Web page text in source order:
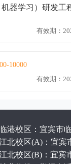
器学习）研发工
有效期：
10000
有效期：
临港校区：宜宾市
北校区(A)：宜宾
北校区(B)：宜宾